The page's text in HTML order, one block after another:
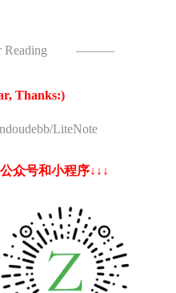
Reading ———
Thanks:)
LiteNote
众号和小程序↓↓↓